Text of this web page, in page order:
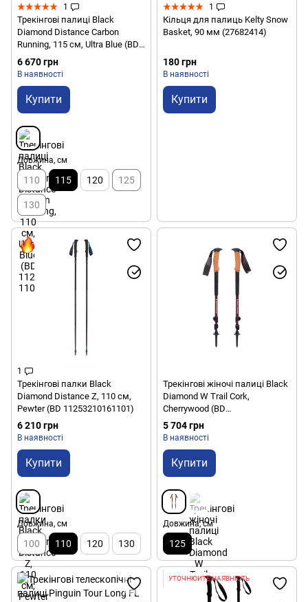
1
Трекінгові палиці Black
Diamond Distance Carbon
Running, 115 см, Ultra Blue (BD
112221.4031-115)
6 670 грн
В наявності
Купити
Довжина, см
110 115 120 125
130
1
Кільця для палиць Kelty Snow
Basket, 90 мм (27682414)
180 грн
В наявності
Купити
1
Трекінгові палки Black
Diamond Distance Z, 110 см,
Pewter (BD 11253210161101)
6 210 грн
В наявності
Купити
Довжина, см
100 110 120 130
Трекінгові жіночі палиці Black
Diamond W Trail Cork,
Cherrywood (BD
1125272009ALL1)
5 704 грн
В наявності
Купити
Довжина, см
125
УТОЧНЮЙТЕ НАЯВНІСТЬ